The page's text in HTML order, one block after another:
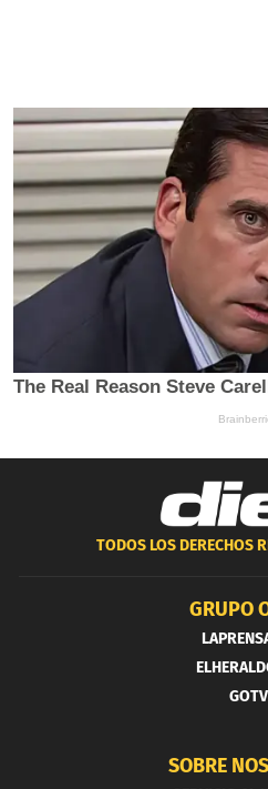
TODOS LOS DERECHOS
GRUPO
GOTV
SOBRE